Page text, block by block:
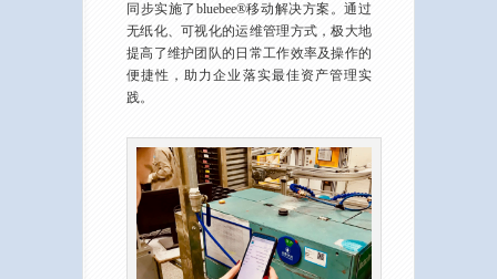
同步实施了bluebee®移动解决方案。通过
无纸化、可视化的运维管理方式，极大地
提高了维护团队的日常工作效率及操作的
便捷性，助力企业落实最佳资产管理实
践。